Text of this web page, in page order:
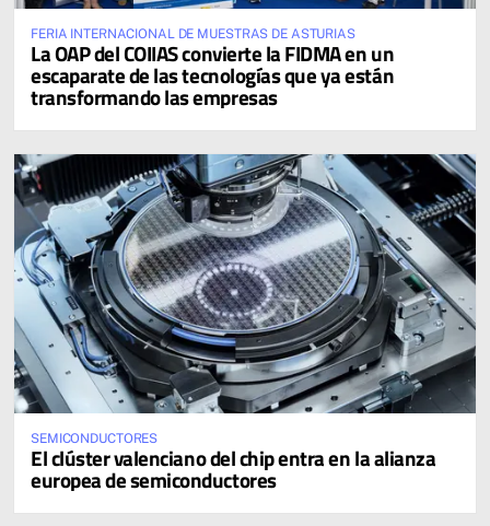
FERIA INTERNACIONAL DE MUESTRAS DE ASTURIAS
La OAP del COIIAS convierte la FIDMA en un
escaparate de las tecnologías que ya están
transformando las empresas
SEMICONDUCTORES
El clúster valenciano del chip entra en la alianza
europea de semiconductores